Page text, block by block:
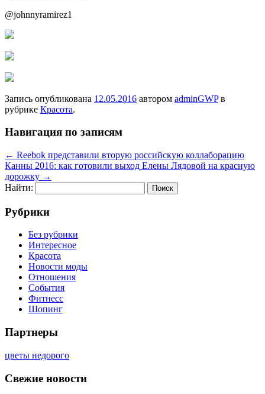
@johnnyramirez1
Запись опубликована 12.05.2016 автором adminGWPв
рубрике Красота.
Навигация по записям
← Reebok представили вторую российскую коллаборацию
Канны 2016: как готовили выход Елены Лядовой на красную
дорожку →
Найти:
Рубрики
Без рубрики
Интересное
Красота
Новости моды
Отношения
События
Фитнесс
Шопинг
Партнеры
цветы недорого
Свежие новости